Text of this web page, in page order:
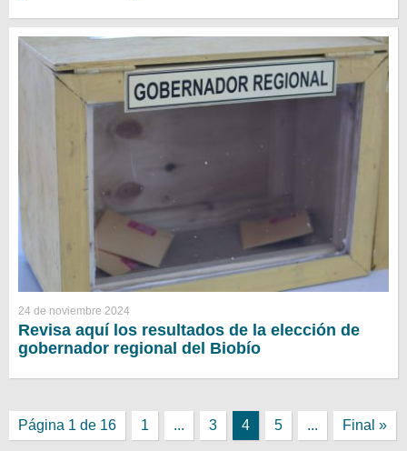
24 de noviembre 2024
Revisa aquí los resultados de la elección de
gobernador regional del Biobío
Página 1 de 16 1 ... 3 4 5 ... Final »